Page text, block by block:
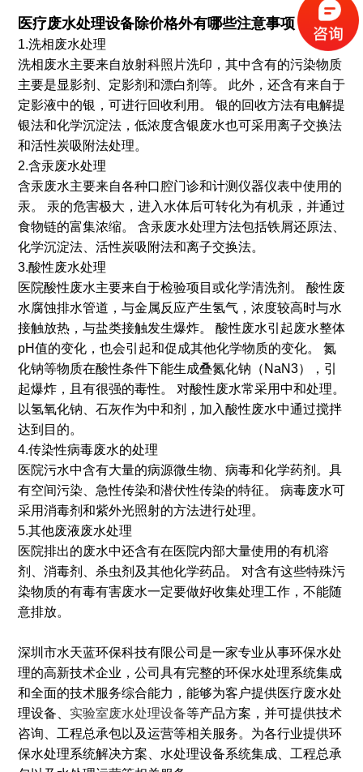
医疗废水处理设备除价格外有哪些注意事项？
1.洗相废水处理
洗相废水主要来自放射科照片洗印，其中含有的污染物质
主要是显影剂、定影剂和漂白剂等。 此外，还含有来自于
定影液中的银，可进行回收利用。 银的回收方法有电解提
银法和化学沉淀法，低浓度含银废水也可采用离子交换法
和活性炭吸附法处理。
2.含汞废水处理
含汞废水主要来自各种口腔门诊和计测仪器仪表中使用的
汞。 汞的危害极大，进入水体后可转化为有机汞，并通过
食物链的富集浓缩。 含汞废水处理方法包括铁屑还原法、
化学沉淀法、活性炭吸附法和离子交换法。
3.酸性废水处理
医院酸性废水主要来自于检验项目或化学清洗剂。 酸性废
水腐蚀排水管道，与金属反应产生氢气，浓度较高时与水
接触放热，与盐类接触发生爆炸。 酸性废水引起废水整体
pH值的变化，也会引起和促成其他化学物质的变化。 氮
化钠等物质在酸性条件下能生成叠氮化钠（NaN3），引
起爆炸，且有很强的毒性。 对酸性废水常采用中和处理。
以氢氧化钠、石灰作为中和剂，加入酸性废水中通过搅拌
达到目的。
4.传染性病毒废水的处理
医院污水中含有大量的病源微生物、病毒和化学药剂。具
有空间污染、急性传染和潜伏性传染的特征。 病毒废水可
采用消毒剂和紫外光照射的方法进行处理。
5.其他废液废水处理
医院排出的废水中还含有在医院内部大量使用的有机溶
剂、消毒剂、杀虫剂及其他化学药品。 对含有这些特殊污
染物质的有毒有害废水一定要做好收集处理工作，不能随
意排放。
深圳市水天蓝环保科技有限公司是一家专业从事环保水处
理的高新技术企业，公司具有完整的环保水处理系统集成
和全面的技术服务综合能力，能够为客户提供医疗废水处
理设备、 实验室废水处理设备等产品方案，并可提供技术
咨询、工程总承包以及运营等相关服务。为各行业提供环
保水处理系统解决方案、水处理设备系统集成、工程总承